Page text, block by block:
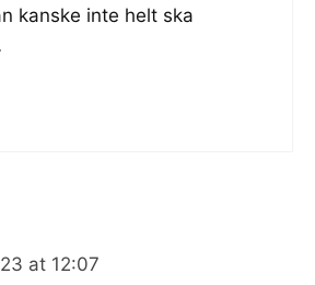
kanske inte helt ska
at 12:07